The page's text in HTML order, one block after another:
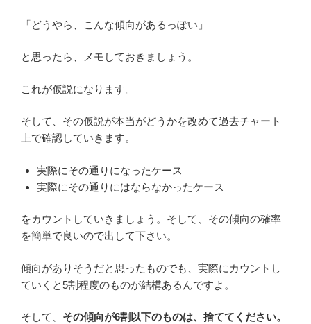
「どうやら、こんな傾向があるっぽい」
と思ったら、メモしておきましょう。
これが仮説になります。
そして、その仮説が本当がどうかを改めて過去チャート
上で確認していきます。
実際にその通りになったケース
実際にその通りにはならなかったケース
をカウントしていきましょう。そして、その傾向の確率
を簡単で良いので出して下さい。
傾向がありそうだと思ったものでも、実際にカウントし
ていくと5割程度のものが結構あるんですよ。
そして、 その傾向が6割以下のものは、捨ててください。